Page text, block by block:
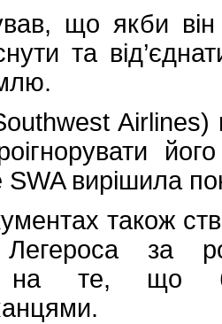
що якби він
та
Airlines)
SWA вирішила
також
Легероса за
на те, що